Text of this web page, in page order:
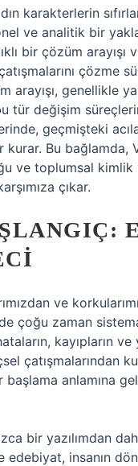
karakterlerin
ve analitik bir
bir çözüm arayışı
çözme
arayışı, genellikle
tür değişim
geçmişteki
Bu bağlamda,
ve toplumsal kimlik
çıkar.
ve
de çoğu zaman
kayıpların
çatışmalarından
anlamına
bir yazılımdan
insanın